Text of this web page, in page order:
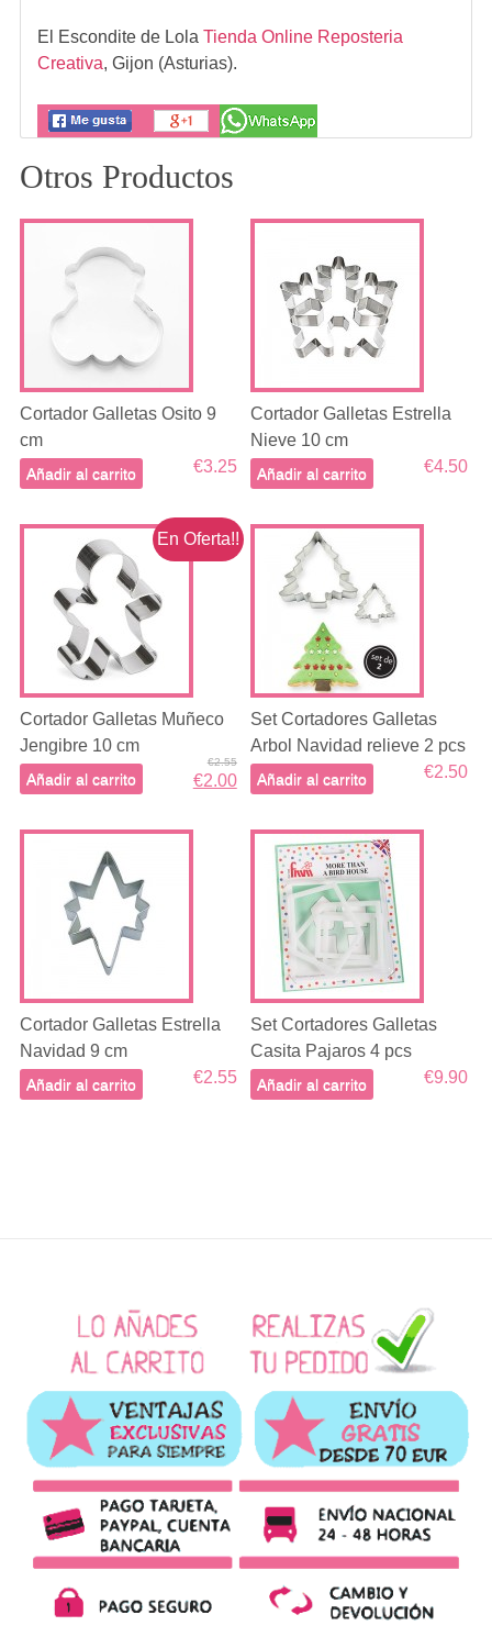
El Escondite de Lola Tienda Online Reposteria
Creativa, Gijon (Asturias).
Otros Productos
Cortador Galletas Osito 9
cm
€3.25
Añadir al carrito
Cortador Galletas Estrella
Nieve 10 cm
€4.50
Añadir al carrito
En Oferta!!
Cortador Galletas Muñeco
Jengibre 10 cm
€2.55
€2.00
Añadir al carrito
Set Cortadores Galletas
Arbol Navidad relieve 2 pcs
€2.50
Añadir al carrito
Cortador Galletas Estrella
Navidad 9 cm
€2.55
Añadir al carrito
Set Cortadores Galletas
Casita Pajaros 4 pcs
€9.90
Añadir al carrito